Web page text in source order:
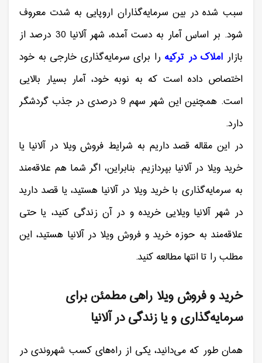
سبب شده در بین سرمایه‌گذاران اروپایی به شدت معروف
شود. بر اساس آمار به دست آمده، شهر آلانیا 30 درصد از
بازار املاک در ترکیه را برای سرمایه‌گذاری خارجی به خود
اختصاص داده است که به نوبه خود، آمار بسیار بالایی
است. همچنین این شهر سهم 9 درصدی در جذب گردشگر
دارد.
در این مقاله قصد داریم به شرایط فروش ویلا در آلانیا یا
خرید ویلا در آلانیا بپردازیم. بنابراین، اگر شما هم علاقه‌مند
به سرمایه‌گذاری با خرید ویلا در آلانیا هستید، یا قصد دارید
در شهر آلانیا ویلایی خریده و در آن زندگی کنید، یا حتی
علاقه‌مند به حوزه خرید و فروش ویلا در آلانیا هستید، این
مطلب را تا انتها مطالعه کنید.
خرید و فروش ویلا راهی مطمئن برای
سرمایه‌گذاری و یا زندگی در آلانیا
همان طور که می‌دانید، یکی از راه‌های کسب شهروندی در